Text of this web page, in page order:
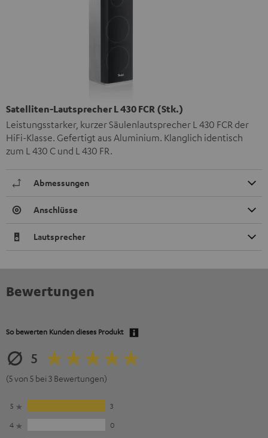
Satelliten-Lautsprecher L 430 FCR (Stk.)
Leistungsstarker, kurzer Säulenlautsprecher L 430 FCR der
HiFi-Klasse. Gefertigt aus Aluminium. Klanglich identisch
zum L 430 C und L 430 FR.
Abmessungen
Anschlüsse
Lautsprecher
Bewertungen
So bewerten Kunden dieses Produkt
5
(5 von 5 bei 3 Bewertungen)
5
3
4
0